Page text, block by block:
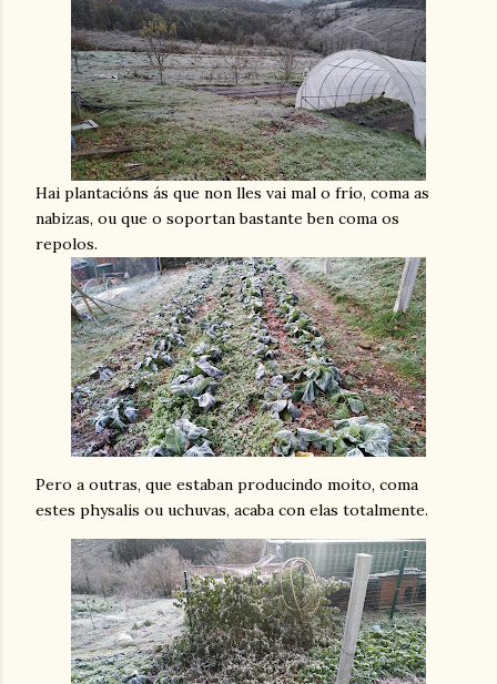
Hai plantacións ás que non lles vai mal o frío, coma as
nabizas, ou que o soportan bastante ben coma os
repolos.
Pero a outras, que estaban producindo moito, coma
estes physalis ou uchuvas, acaba con elas totalmente.